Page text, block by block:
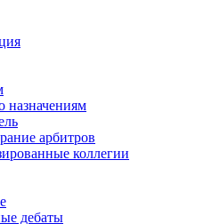
назначениям
арбитров
коллегии
дебаты